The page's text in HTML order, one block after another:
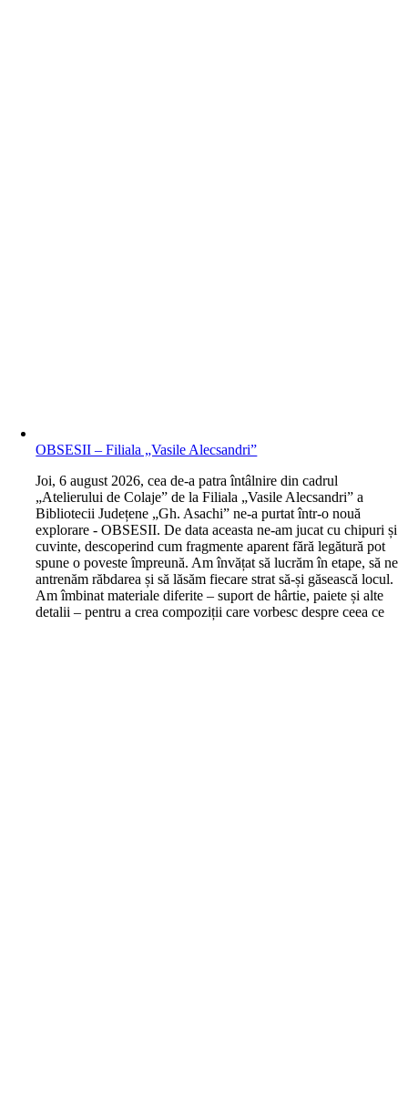
OBSESII – Filiala „Vasile Alecsandri”
Joi, 6 august 2026, cea de-a patra întâlnire din cadrul
„Atelierului de Colaje” de la Filiala „Vasile Alecsandri” a
Bibliotecii Județene „Gh. Asachi” ne-a purtat într-o nouă
explorare - OBSESII. De data aceasta ne-am jucat cu chipuri și
cuvinte, descoperind cum fragmente aparent fără legătură pot
spune o poveste împreună. Am învățat să lucrăm în etape, să ne
antrenăm răbdarea și să lăsăm fiecare strat să-și găsească locul.
Am îmbinat materiale diferite – suport de hârtie, paiete și alte
detalii – pentru a crea compoziții care vorbesc despre ceea ce